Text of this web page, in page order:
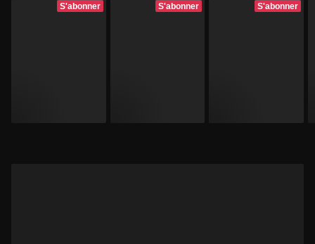
S'abonner S'abonner S'abonner